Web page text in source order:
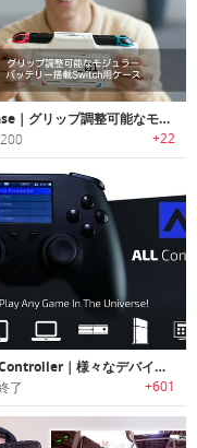
G-Case｜グリップ調整可能なモジュラーバッテリー搭載Switch用ケース「Gケース」
+22
ALL Controller｜様々なデバイスを操作可能なユニバーサルコントローラー「オールコントローラー」
了 +601